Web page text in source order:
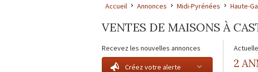
Accueil Annonces Midi-Pyrénées Haute-
VENTES DE MAISONS À
Recevez les nouvelles annonces
Créez votre alerte 2